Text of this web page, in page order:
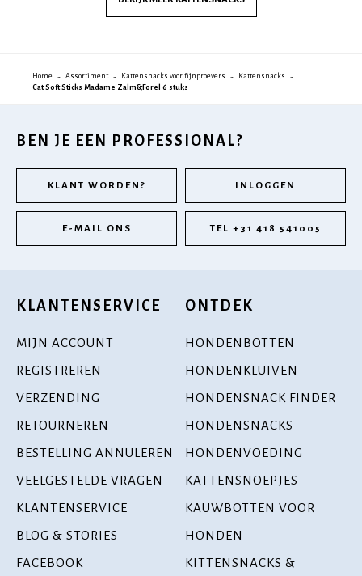
Home Assortiment Kattensnacks voor fijnproevers
Kattensnacks
Cat Soft Sticks Madame Zalm&Forel 6 stuks
BEN JE EEN PROFESSIONAL?
KLANT WORDEN? INLOGGEN
E-MAIL ONS TEL +31 418 541005
KLANTENSERVICE
MIJN ACCOUNT
REGISTREREN
VERZENDING
RETOURNEREN
BESTELLING ANNULEREN
VEELGESTELDE VRAGEN
KLANTENSERVICE
BLOG & STORIES
FACEBOOK
ONTDEK
HONDENBOTTEN
HONDENKLUIVEN
HONDENSNACK FINDER
HONDENSNACKS
HONDENVOEDING
KATTENSNOEPJES
KAUWBOTTEN VOOR
HONDEN
KITTENSNACKS &